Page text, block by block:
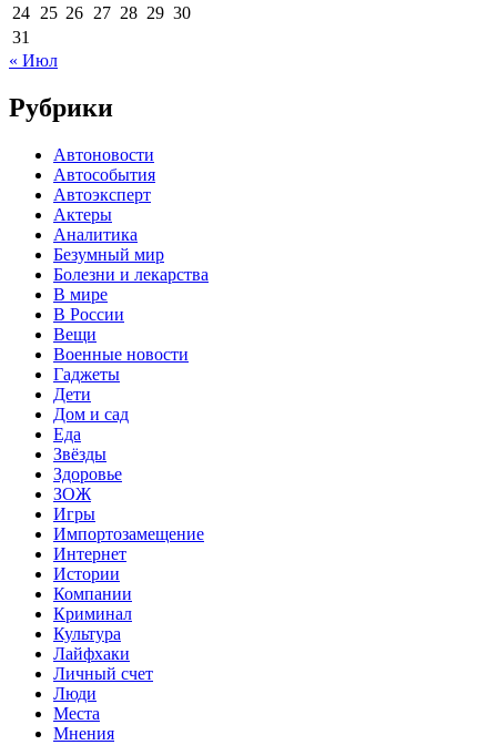
24 25 26 27 28 29 30
31
« Июл
Рубрики
Автоновости
Автособытия
Автоэксперт
Актеры
Аналитика
Безумный мир
Болезни и лекарства
В мире
В России
Вещи
Военные новости
Гаджеты
Дети
Дом и сад
Еда
Звёзды
Здоровье
ЗОЖ
Игры
Импортозамещение
Интернет
Истории
Компании
Криминал
Культура
Лайфхаки
Личный счет
Люди
Места
Мнения